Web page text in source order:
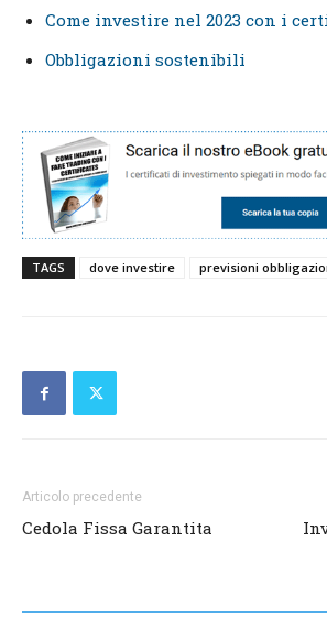
Come investire nel 2023 con i
Obbligazioni sostenibili
TAGS dove investire previsioni
Articolo precedente
Cedola Fissa Garantita